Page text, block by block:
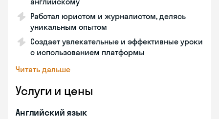
Работал юристом и журналистом, делясь
уникальным опытом
Создает увлекательные и эффективные уроки
с использованием платформы
Читать дальше
Услуги и цены
Английский язык